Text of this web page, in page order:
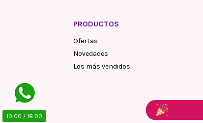
PRODUCTOS
Ofertas
Novedades
Los más vendidos
10:00 / 18:00